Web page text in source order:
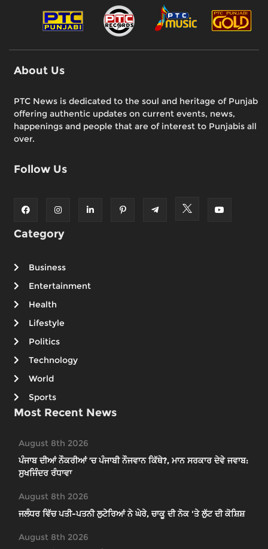
About Us
PTC News is dedicated to the soul and heritage of Punjab
offering authentic updates on current events, news,
happenings and people that are of interest to Punjabis all
over.
Follow Us
Category
Business
Entertainment
Health
Lifestyle
Politics
Technology
World
Sports
Most Recent News
August 8th 2026
ਪੰਜਾਬ ਦੀਆਂ ਨੌਕਰੀਆਂ ’ਚ ਪੰਜਾਬੀ ਨੌਜਵਾਨ ਕਿੱਥੇ?, ਮਾਨ ਸਰਕਾਰ ਦੇਵੇ ਜਵਾਬ:
ਸੁਖਜਿੰਦਰ ਰੰਧਾਵਾ
August 8th 2026
ਜਲੰਧਰ ਵਿੱਚ ਪਤੀ-ਪਤਨੀ ਲੁਟੇਰਿਆਂ ਨੇ ਘੇਰੇ, ਚਾਕੂ ਦੀ ਨੋਕ 'ਤੇ ਲੁੱਟ ਦੀ ਕੋਸ਼ਿਸ਼
August 8th 2026